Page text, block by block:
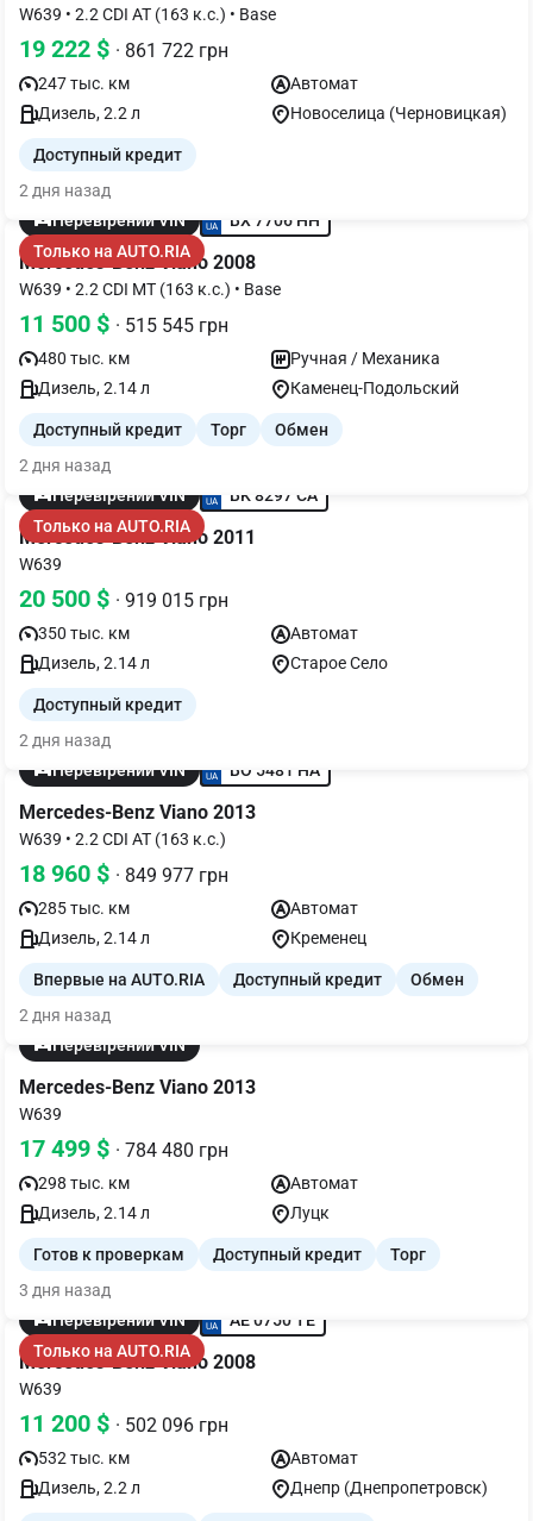
W639 • 2.2 CDI AT (163 к.с.) • Base
19 222 $ · 861 722 грн
247 тыс. км
Автомат
Дизель, 2.2 л
Новоселица (Черновицкая)
Доступный кредит
2 дня назад
Перевірений VIN
BX 7706 HH
Только на AUTO.RIA
Mercedes-Benz Viano 2008
W639 • 2.2 CDI MT (163 к.с.) • Base
11 500 $ · 515 545 грн
480 тыс. км
Ручная / Механика
Дизель, 2.14 л
Каменец-Подольский
Доступный кредит Торг
Обмен
2 дня назад
Перевірений VIN
BK 8297 CA
Только на AUTO.RIA
Mercedes-Benz Viano 2011
W639
20 500 $ · 919 015 грн
350 тыс. км
Автомат
Дизель, 2.14 л
Старое Село
Доступный кредит
2 дня назад
Перевірений VIN
BO 5481 HA
Mercedes-Benz Viano 2013
W639 • 2.2 CDI AT (163 к.с.)
18 960 $ · 849 977 грн
285 тыс. км
Автомат
Дизель, 2.14 л
Кременец
Впервые на AUTO.RIA Доступный кредит
Обмен
2 дня назад
Перевірений VIN
Mercedes-Benz Viano 2013
W639
17 499 $ · 784 480 грн
298 тыс. км
Автомат
Дизель, 2.14 л
Луцк
Готов к проверкам Доступный кредит
Торг
3 дня назад
Перевірений VIN
AE 0750 TE
Только на AUTO.RIA
Mercedes-Benz Viano 2008
W639
11 200 $ · 502 096 грн
532 тыс. км
Автомат
Дизель, 2.2 л
Днепр (Днепропетровск)